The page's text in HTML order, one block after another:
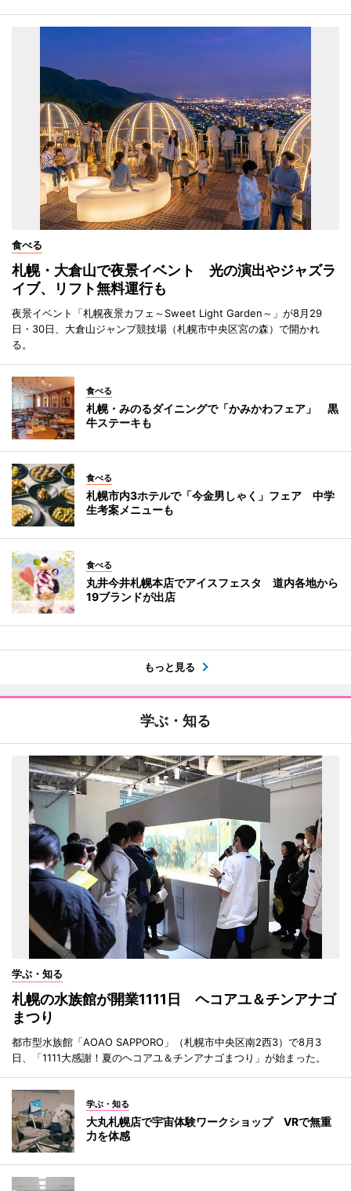
食べる
札幌・大倉山で夜景イベント 光の演出やジャズラ
イブ、リフト無料運行も
夜景イベント「札幌夜景カフェ～Sweet Light Garden～」が8月29
日・30日、大倉山ジャンプ競技場（札幌市中央区宮の森）で開かれ
る。
食べる
札幌・みのるダイニングで「かみかわフェア」 黒
牛ステーキも
食べる
札幌市内3ホテルで「今金男しゃく」フェア 中学
生考案メニューも
食べる
丸井今井札幌本店でアイスフェスタ 道内各地から
19ブランドが出店
もっと見る
学ぶ・知る
学ぶ・知る
札幌の水族館が開業1111日 ヘコアユ＆チンアナゴ
まつり
都市型水族館「AOAO SAPPORO」（札幌市中央区南2西3）で8月3
日、「1111大感謝！夏のヘコアユ＆チンアナゴまつり」が始まった。
学ぶ・知る
大丸札幌店で宇宙体験ワークショップ VRで無重
力を体感